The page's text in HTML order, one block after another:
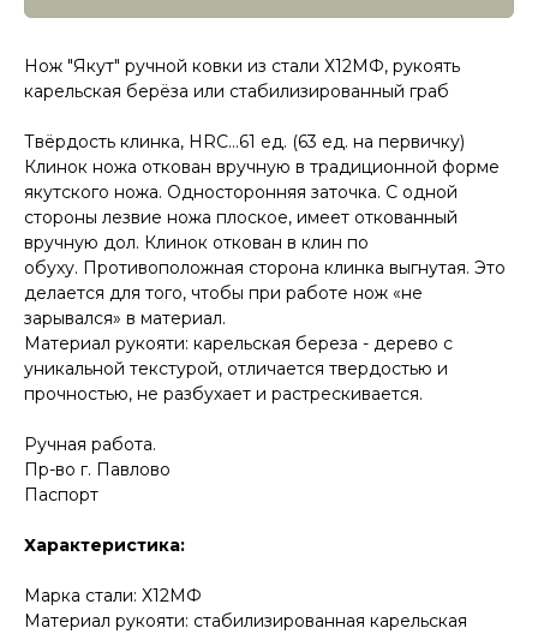
Нож "Якут" ручной ковки из стали Х12МФ, рукоять
карельская берёза или стабилизированный граб
Твёрдость клинка, HRC…61 ед. (63 ед. на первичку)
Клинок ножа откован вручную в традиционной форме
якутского ножа. Односторонняя заточка. С одной
стороны лезвие ножа плоское, имеет откованный
вручную дол. Клинок откован в клин по
обуху. Противоположная сторона клинка выгнутая. Это
делается для того, чтобы при работе нож «не
зарывался» в материал.
Материал рукояти: карельская береза - дерево с
уникальной текстурой, отличается твердостью и
прочностью, не разбухает и растрескивается.
Ручная работа.
Пр-во г. Павлово
Паспорт
Характеристика:
Марка стали: Х12МФ
Материал рукояти: стабилизированная карельская